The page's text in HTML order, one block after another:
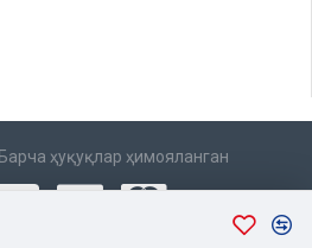
ҳуқуқлар ҳимояланган